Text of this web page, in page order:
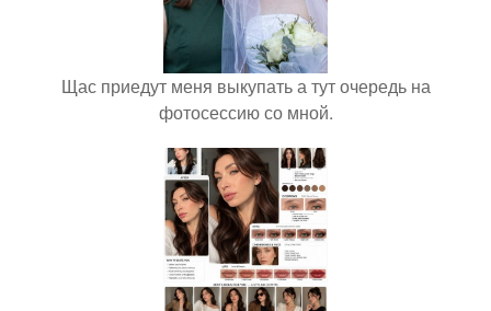
Щас приедут меня выкупать а тут очередь на
фотосессию со мной.